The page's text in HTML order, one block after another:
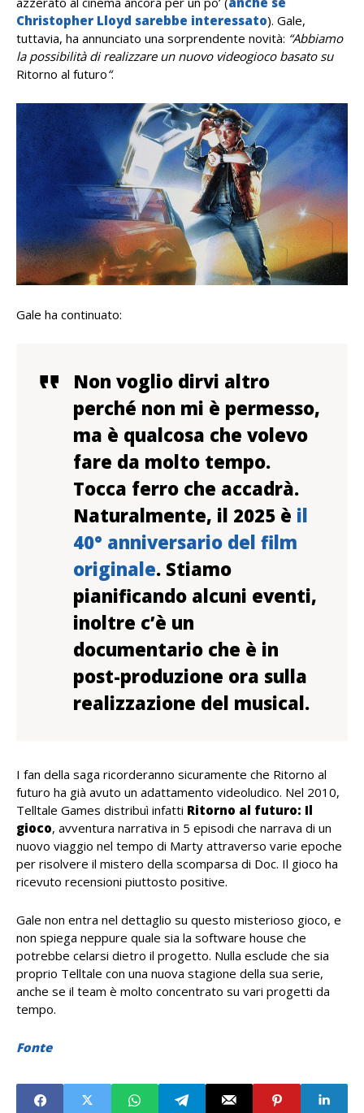
Christopher Lloyd sarebbe interessato). Gale,
tuttavia, ha annunciato una sorprendente novità: “Abbiamo
la possibilità di realizzare un nuovo videogioco basato su
Ritorno al futuro“.
Gale ha continuato:
Non voglio dirvi altro
perché non mi è permesso,
ma è qualcosa che volevo
fare da molto tempo.
Tocca ferro che accadrà.
Naturalmente, il 2025 è il
40° anniversario del film
originale. Stiamo
pianificando alcuni eventi,
inoltre c’è un
documentario che è in
post-produzione ora sulla
realizzazione del musical.
I fan della saga ricorderanno sicuramente che Ritorno al
futuro ha già avuto un adattamento videoludico. Nel 2010,
Telltale Games distribuì infatti Ritorno al futuro: Il
gioco, avventura narrativa in 5 episodi che narrava di un
nuovo viaggio nel tempo di Marty attraverso varie epoche
per risolvere il mistero della scomparsa di Doc. Il gioco ha
ricevuto recensioni piuttosto positive.
Gale non entra nel dettaglio su questo misterioso gioco, e
non spiega neppure quale sia la software house che
potrebbe celarsi dietro il progetto. Nulla esclude che sia
proprio Telltale con una nuova stagione della sua serie,
anche se il team è molto concentrato su vari progetti da
tempo.
Fonte